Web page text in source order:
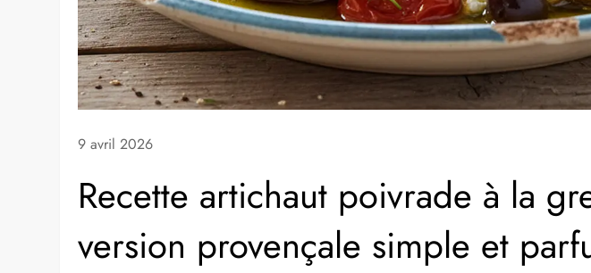
9 avril 2026
Recette artichaut poivrade à la
version provençale simple et